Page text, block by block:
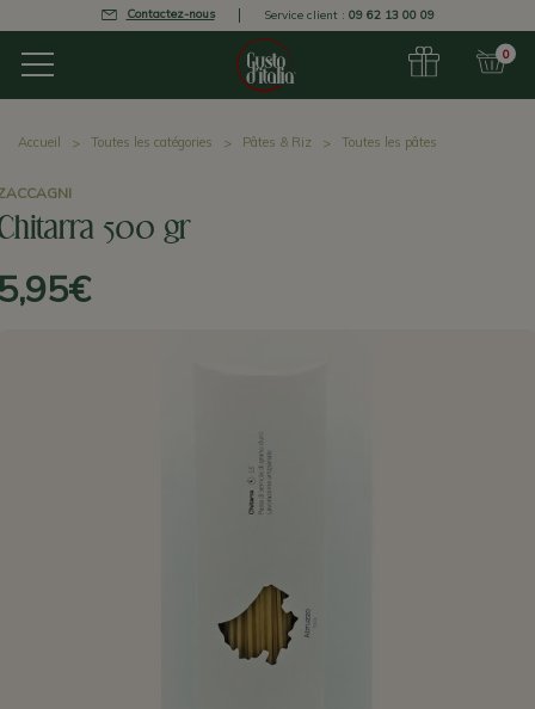
Contactez-nous Service client : 09 62 13 00 09
0
Accueil Toutes les catégories Pâtes & Riz Toutes les pâtes
500 gr